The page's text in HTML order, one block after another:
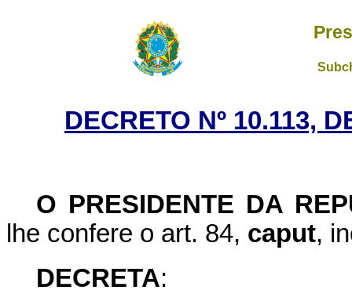
DECRETO Nº 10.113,
O PRESIDENTE DA
lhe confere o art. 84, caput,
DECRETA: